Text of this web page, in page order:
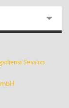
Session(Wird in